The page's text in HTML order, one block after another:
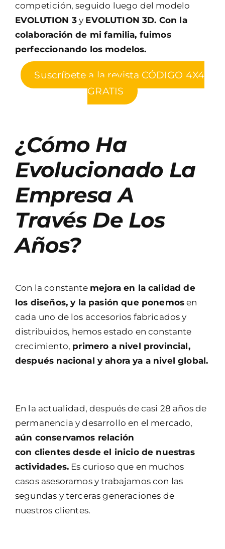
competición, seguido luego del modelo
EVOLUTION 3y EVOLUTION 3D. Con la
colaboración de mi familia, fuimos
perfeccionando los modelos.
Suscríbete a la revista CÓDIGO 4X4
GRATIS
¿Cómo Ha
Evolucionado La
Empresa A
Través De Los
Años?
Con la constante mejora en la calidad de
los diseños, y la pasión que ponemos en
cada uno de los accesorios fabricados y
distribuidos, hemos estado en constante
crecimiento, primero a nivel provincial,
después nacional y ahora ya a nivel global.
En la actualidad, después de casi 28 años de
permanencia y desarrollo en el mercado,
aún conservamos relación
con clientes desde el inicio de nuestras
actividades. Es curioso que en muchos
casos asesoramos y trabajamos con las
segundas y terceras generaciones de
nuestros clientes.